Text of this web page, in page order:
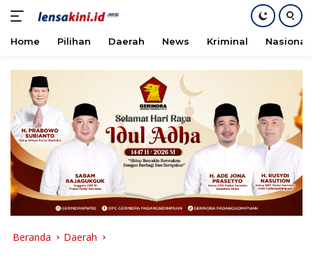
konten
Home Pilihan Daerah News Kriminal Nasional
Beranda Daerah